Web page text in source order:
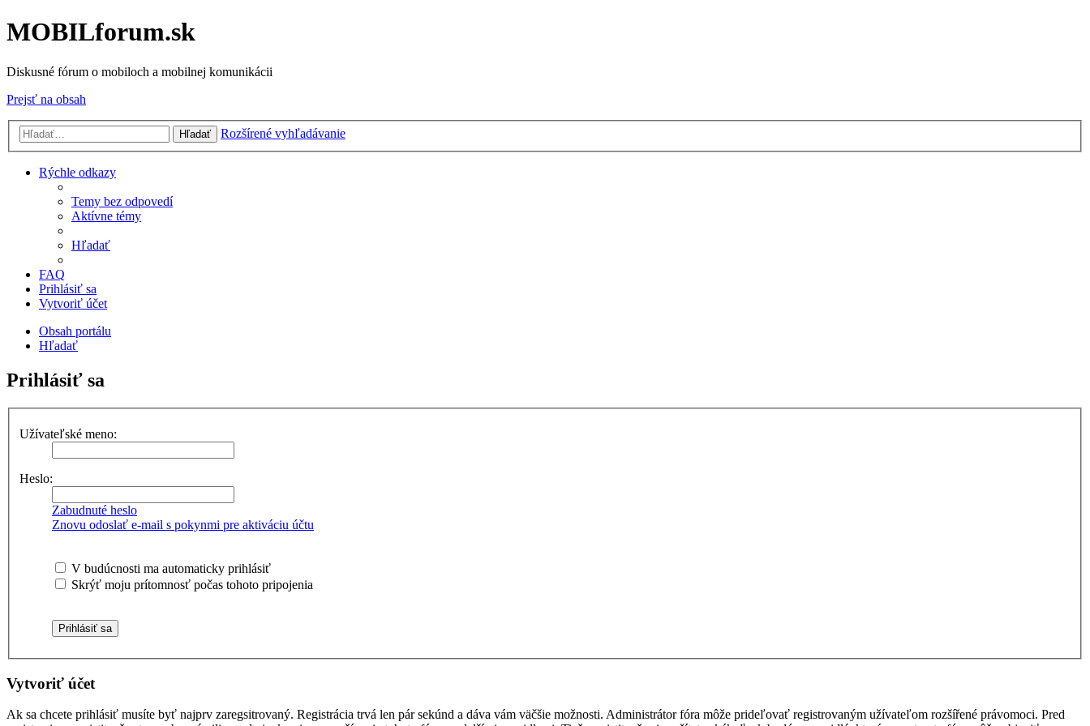
MOBILforum.sk
Diskusné fórum o mobiloch a mobilnej komunikácii
Prejsť na obsah
Hľadať Rozšírené vyhľadávanie
Rýchle odkazy
Temy bez odpovedí
Aktívne témy
Hľadať
FAQ
Prihlásiť sa
Vytvoriť účet
Obsah portálu
Hľadať
Prihlásiť sa
Užívateľské meno:
Heslo:
Zabudnuté heslo
Znovu odoslať e-mail s pokynmi pre aktiváciu účtu
V budúcnosti ma automaticky prihlásiť
Skrýť moju prítomnosť počas tohoto pripojenia
Vytvoriť účet
Ak sa chcete prihlásiť musíte byť najprv zaregsitrovaný. Registrácia trvá len pár sekúnd a dáva vám väčšie možnosti. Administrátor fóra môže prideľovať registrovaným užívateľom rozšířené právomoci. Pred